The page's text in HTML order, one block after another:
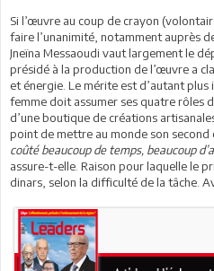
Si l’œuvre au coup de crayon
faire l’unanimité, notamment auprès
Jneïna Messaoudi vaut largement le
présidé à la production de l’œuvre a
et énergie. Le mérite est d’autant
femme doit assumer ses quatre rôles
d’une boutique de créations
point de mettre au monde son second
coûté beaucoup de temps, beaucoup
assure-t-elle. Raison pour laquelle le
dinars, selon la difficulté de la tâche.